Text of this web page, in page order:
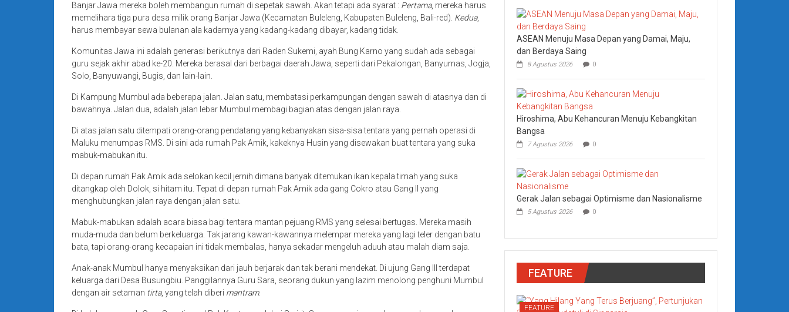
Banjar Jawa mereka boleh membangun rumah di sepetak sawah. Akan tetapi ada syarat : Pertama, mereka harus
memelihara tiga pura desa milik orang Banjar Jawa (Kecamatan Buleleng, Kabupaten Buleleng, Bali-red). Kedua,
harus membayar sewa bulanan ala kadarnya yang kadang-kadang dibayar, kadang tidak.
Komunitas Jawa ini adalah generasi berikutnya dari Raden Sukemi, ayah Bung Karno yang sudah ada sebagai
guru sejak akhir abad ke-20. Mereka berasal dari berbagai daerah Jawa, seperti dari Pekalongan, Banyumas, Jogja,
Solo, Banyuwangi, Bugis, dan lain-lain.
Di Kampung Mumbul ada beberapa jalan. Jalan satu, membatasi perkampungan dengan sawah di atasnya dan di
bawahnya. Jalan dua, adalah jalan lebar Mumbul membagi bagian atas dengan jalan raya.
Di atas jalan satu ditempati orang-orang pendatang yang kebanyakan sisa-sisa tentara yang pernah operasi di
Maluku menumpas RMS. Di sini ada rumah Pak Amik, kakeknya Husin yang disewakan buat tentara yang suka
mabuk-mabukan itu.
Di depan rumah Pak Amik ada selokan kecil jernih dimana banyak ditemukan ikan kepala timah yang suka
ditangkap oleh Dolok, si hitam itu. Tepat di depan rumah Pak Amik ada gang Cokro atau Gang II yang
menghubungkan jalan raya dengan jalan satu.
Mabuk-mabukan adalah acara biasa bagi tentara mantan pejuang RMS yang selesai bertugas. Mereka masih
muda-muda dan belum berkeluarga. Tak jarang kawan-kawannya melempar mereka yang lagi teler dengan batu
bata, tapi orang-orang kecapaian ini tidak membalas, hanya sekadar mengeluh aduuh atau malah diam saja.
Anak-anak Mumbul hanya menyaksikan dari jauh berjarak dan tak berani mendekat. Di ujung Gang III terdapat
keluarga dari Desa Busungbiu. Panggilannya Guru Sara, seorang dukun yang lazim menolong penghuni Mumbul
dengan air setaman tirta, yang telah diberi mantram.
ASEAN Menuju Masa Depan yang Damai, Maju,
dan Berdaya Saing
8 Agustus 2026 0
Hiroshima, Abu Kehancuran Menuju Kebangkitan
Bangsa
7 Agustus 2026 0
Gerak Jalan sebagai Optimisme dan Nasionalisme
5 Agustus 2026 0
FEATURE
FEATURE